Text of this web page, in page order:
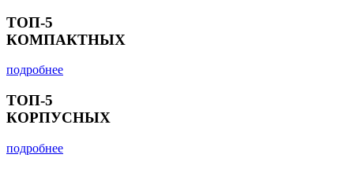
ТОП-5
КОМПАКТНЫХ
подробнее
ТОП-5
КОРПУСНЫХ
подробнее